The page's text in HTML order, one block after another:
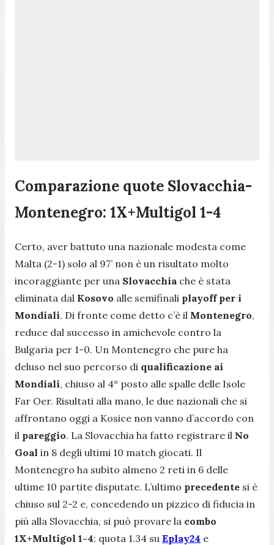
Comparazione quote Slovacchia-
Montenegro: 1X+Multigol 1-4
Certo, aver battuto una nazionale modesta come
Malta (2-1) solo al 97’ non è un risultato molto
incoraggiante per una Slovacchia che è stata
eliminata dal Kosovo alle semifinali playoff per i
Mondiali. Di fronte come detto c’è il Montenegro,
reduce dal successo in amichevole contro la
Bulgaria per 1-0. Un Montenegro che pure ha
deluso nel suo percorso di qualificazione ai
Mondiali, chiuso al 4° posto alle spalle delle Isole
Far Oer. Risultati alla mano, le due nazionali che si
affrontano oggi a Kosice non vanno d’accordo con
il pareggio. La Slovacchia ha fatto registrare il No
Goal in 8 degli ultimi 10 match giocati. Il
Montenegro ha subìto almeno 2 reti in 6 delle
ultime 10 partite disputate. L’ultimo precedente si è
chiuso sul 2-2 e, concedendo un pizzico di fiducia in
più alla Slovacchia, si può provare la combo
1X+Multigol 1-4: quota 1.34 su Eplay24 e